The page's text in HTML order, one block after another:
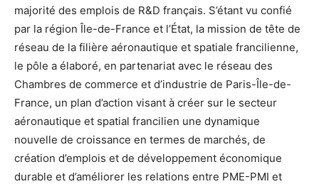
majorité des emplois de R&D français. S’étant vu confié
par la région Île-de-France et l’État, la mission de tête de
réseau de la filière aéronautique et spatiale francilienne,
le pôle a élaboré, en partenariat avec le réseau des
Chambres de commerce et d’industrie de Paris-Île-de-
France, un plan d’action visant à créer sur le secteur
aéronautique et spatial francilien une dynamique
nouvelle de croissance en termes de marchés, de
création d’emplois et de développement économique
durable et d’améliorer les relations entre PME-PMI et